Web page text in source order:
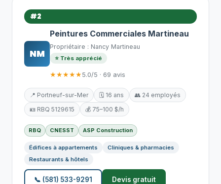
#2
NM
Peintures Commerciales Martineau
Propriétaire : Nancy Martineau
⭐ Très apprécié
★★★★★5.0/5 · 69 avis
📍 Portneuf-sur-Mer 🗓️ 16 ans
👥 24 employés
🪪 RBQ 5129615
💰 75–100 $/h
RBQ CNESST ASP Construction
Édifices à appartements
Cliniques & pharmacies
Restaurants & hôtels
📞 (581) 533-9291 Devis gratuit